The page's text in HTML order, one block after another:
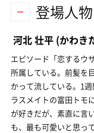
登場人
河北 壮平 (かわき
エピソード「恋するウ
所属している。前髪を
かって流している。1
ラスメイトの富田トモ
が好きだが、素直に言
も、最も可愛いと思っ